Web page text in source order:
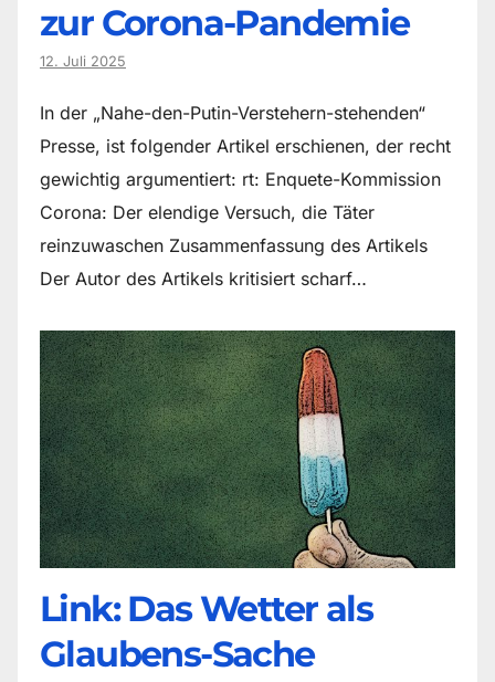
zur Corona-Pandemie
12. Juli 2025
In der „Nahe-den-Putin-Verstehern-stehenden“
Presse, ist folgender Artikel erschienen, der recht
gewichtig argumentiert: rt: Enquete-Kommission
Corona: Der elendige Versuch, die Täter
reinzuwaschen Zusammenfassung des Artikels
Der Autor des Artikels kritisiert scharf…
Link: Das Wetter als
Glaubens-Sache